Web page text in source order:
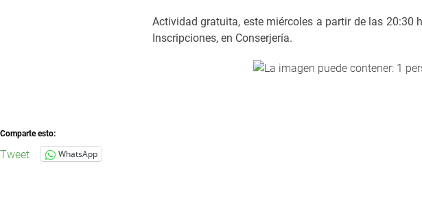
Actividad gratuita, este miércoles a partir de las
Inscripciones, en Conserjería.
Comparte esto:
Tweet WhatsApp